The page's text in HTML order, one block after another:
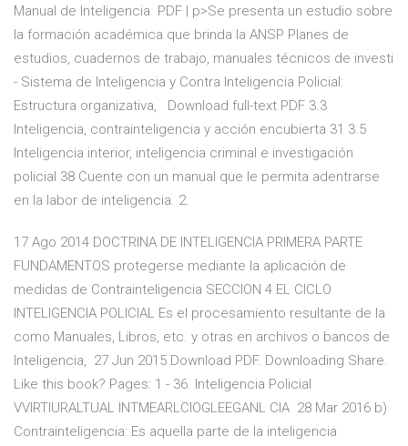
Manual de Inteligencia PDF | p>Se presenta un estudio sobre
la formación académica que brinda la ANSP Planes de
estudios, cuadernos de trabajo, manuales técnicos de investi
- Sistema de Inteligencia y Contra Inteligencia Policial:
Estructura organizativa, Download full-text PDF 3.3
Inteligencia, contrainteligencia y acción encubierta 31 3.5
Inteligencia interior, inteligencia criminal e investigación
policial 38 Cuente con un manual que le permita adentrarse
en la labor de inteligencia. 2.
17 Ago 2014 DOCTRINA DE INTELIGENCIA PRIMERA PARTE
FUNDAMENTOS protegerse mediante la aplicación de
medidas de Contrainteligencia SECCION 4 EL CICLO
INTELIGENCIA POLICIAL Es el procesamiento resultante de la
como Manuales, Libros, etc. y otras en archivos o bancos de
Inteligencia, 27 Jun 2015 Download PDF. Downloading Share.
Like this book? Pages: 1 - 36. Inteligencia Policial
VVIRTIURALTUAL INTMEARLCIOGLEEGANL CIA 28 Mar 2016 b)
Contrainteligencia: Es aquella parte de la inteligencia